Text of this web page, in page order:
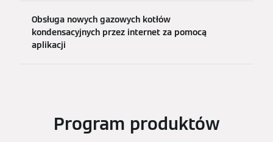
Obsługa nowych gazowych kotłów
kondensacyjnych przez internet za pomocą
aplikacji
Program produktów